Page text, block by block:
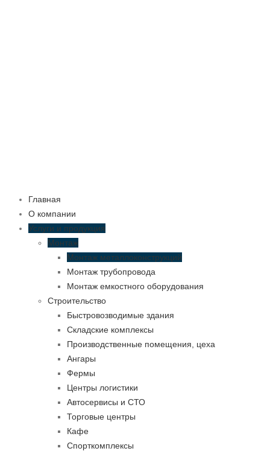
Главная
О компании
Услуги и продукция
Монтаж
Монтаж металлоконструкций
Монтаж трубопровода
Монтаж емкостного оборудования
Строительство
Быстровозводимые здания
Складские комплексы
Производственные помещения, цеха
Ангары
Фермы
Центры логистики
Автосервисы и СТО
Торговые центры
Кафе
Спорткомплексы